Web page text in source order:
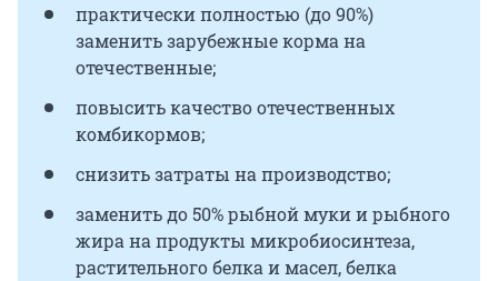
практически полностью (до 90%)
заменить зарубежные корма на
отечественные;
повысить качество отечественных
комбикормов;
снизить затраты на производство;
заменить до 50% рыбной муки и рыбного
жира на продукты микробиосинтеза,
растительного белка и масел, белка